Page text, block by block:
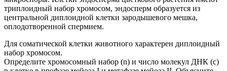
триплоидный набор хромосом, эндосперм образуется из
центральной диплоидной клетки зародышевого мешка,
оплодотворенной спермием.
Для соматической клетки животного характерен диплоидный
набор хромосом.
Определите хромосомный набор (n) и число молекул ДНК (c)